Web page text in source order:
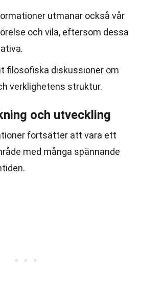
utmanar också vår
och vila, eftersom dessa
filosofiska diskussioner om
verklighetens struktur.
och utveckling
fortsätter att vara ett
med många spännande